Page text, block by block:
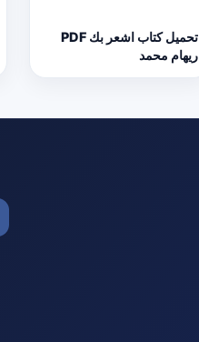
تحميل كتاب اشعر بك PDF
ريهام محمد